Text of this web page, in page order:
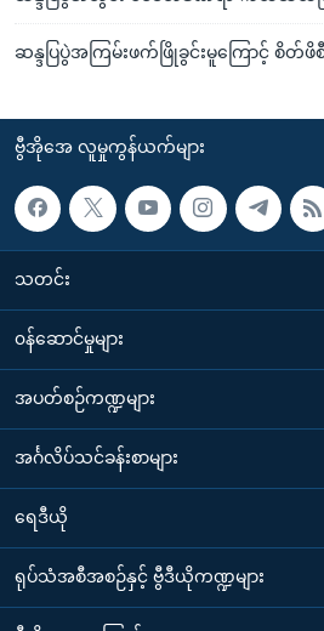
ဆန္ဒပြပွဲအကြမ်းဖက်ဖြိုခွင်းမူကြောင့် စိတ်ဖိ
ဗွီအိုအေ လူမှုကွန်ယက်များ
သတင်း
၀န်ဆောင်မှုများ
အပတ်စဉ်ကဏ္ဍများ
အင်္ဂလိပ်သင်ခန်းစာများ
ရေဒီယို
ရုပ်သံအစီအစဉ်နှင့် ဗွီဒီယိုကဏ္ဍများ